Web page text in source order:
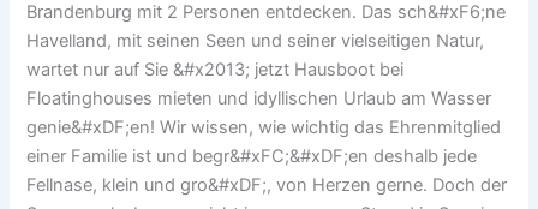
Brandenburg mit 2 Personen entdecken. Das sch&#xF6;ne
Havelland, mit seinen Seen und seiner vielseitigen Natur,
wartet nur auf Sie &#x2013; jetzt Hausboot bei
Floatinghouses mieten und idyllischen Urlaub am Wasser
genie&#xDF;en! Wir wissen, wie wichtig das Ehrenmitglied
einer Familie ist und begr&#xFC;&#xDF;en deshalb jede
Fellnase, klein und gro&#xDF;, von Herzen gerne. Doch der